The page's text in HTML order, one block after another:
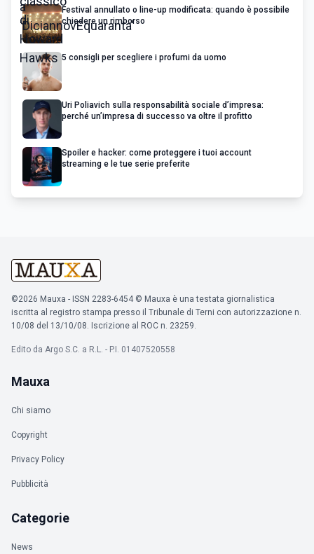
Festival annullato o line-up modificata: quando è possibile
chiedere un rimborso
5 consigli per scegliere i profumi da uomo
Uri Poliavich sulla responsabilità sociale d’impresa:
perché un’impresa di successo va oltre il profitto
Spoiler e hacker: come proteggere i tuoi account
streaming e le tue serie preferite
©2026 Mauxa - ISSN 2283-6454 © Mauxa è una testata giornalistica
iscritta al registro stampa presso il Tribunale di Terni con autorizzazione n.
10/08 del 13/10/08. Iscrizione al ROC n. 23259.
Edito da Argo S.C. a R.L. - P.I. 01407520558
Mauxa
Chi siamo
Copyright
Privacy Policy
Pubblicità
Categorie
News